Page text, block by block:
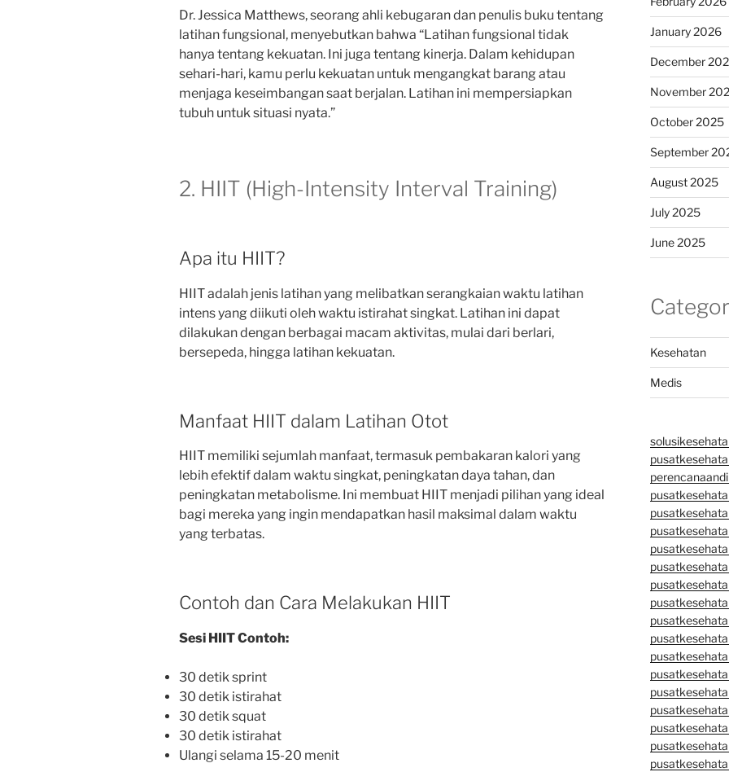
Dr. Jessica Matthews, seorang ahli kebugaran dan penulis buku tentang
latihan fungsional, menyebutkan bahwa “Latihan fungsional tidak
hanya tentang kekuatan. Ini juga tentang kinerja. Dalam kehidupan
sehari-hari, kamu perlu kekuatan untuk mengangkat barang atau
menjaga keseimbangan saat berjalan. Latihan ini mempersiapkan
tubuh untuk situasi nyata.”
2. HIIT (High-Intensity Interval Training)
Apa itu HIIT?
HIIT adalah jenis latihan yang melibatkan serangkaian waktu latihan
intens yang diikuti oleh waktu istirahat singkat. Latihan ini dapat
dilakukan dengan berbagai macam aktivitas, mulai dari berlari,
bersepeda, hingga latihan kekuatan.
Manfaat HIIT dalam Latihan Otot
HIIT memiliki sejumlah manfaat, termasuk pembakaran kalori yang
lebih efektif dalam waktu singkat, peningkatan daya tahan, dan
peningkatan metabolisme. Ini membuat HIIT menjadi pilihan yang ideal
bagi mereka yang ingin mendapatkan hasil maksimal dalam waktu
yang terbatas.
Contoh dan Cara Melakukan HIIT
Sesi HIIT Contoh:
30 detik sprint
30 detik istirahat
30 detik squat
30 detik istirahat
Ulangi selama 15-20 menit
January 2026
December
November
October 2025
September
August 2025
July 2025
June 2025
Kesehatan
Medis